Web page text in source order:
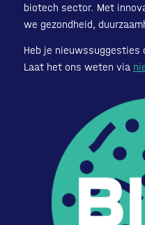
biotech sector. Met
we gezondheid,
Heb je nieuwssuggesties
Laat het ons weten via